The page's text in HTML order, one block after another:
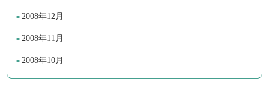
2008年12月
2008年11月
2008年10月